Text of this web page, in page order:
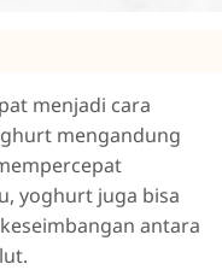
menjadi cara
mengandung
yoghurt juga bisa
antara